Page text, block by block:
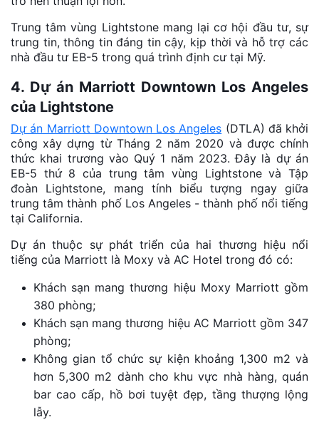
Trung tâm vùng Lightstone mang lại cơ hội đầu tư, sự
trung tin, thông tin đáng tin cậy, kịp thời và hỗ trợ các
nhà đầu tư EB-5 trong quá trình định cư tại Mỹ.
4. Dự án Marriott Downtown Los Angeles
của Lightstone
Dự án Marriott Downtown Los Angeles (DTLA) đã khởi
công xây dựng từ Tháng 2 năm 2020 và được chính
thức khai trương vào Quý 1 năm 2023. Đây là dự án
EB-5 thứ 8 của trung tâm vùng Lightstone và Tập
đoàn Lightstone, mang tính biểu tượng ngay giữa
trung tâm thành phố Los Angeles - thành phố nổi tiếng
tại California.
Dự án thuộc sự phát triển của hai thương hiệu nổi
tiếng của Marriott là Moxy và AC Hotel trong đó có:
Khách sạn mang thương hiệu Moxy Marriott gồm
380 phòng;
Khách sạn mang thương hiệu AC Marriott gồm 347
phòng;
Không gian tổ chức sự kiện khoảng 1,300 m2 và
hơn 5,300 m2 dành cho khu vực nhà hàng, quán
bar cao cấp, hồ bơi tuyệt đẹp, tầng thượng lộng
lẫy.